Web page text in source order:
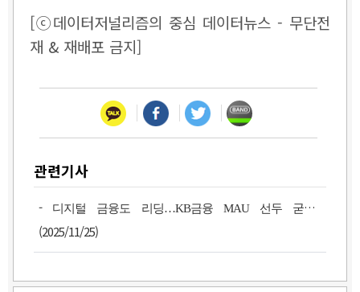
[ⓒ데이터저널리즘의 중심 데이터뉴스 - 무단전
재 & 재배포 금지]
관련기사
- 디지털 금융도 리딩…KB금융 MAU 선두 굳힌다
(2025/11/25)